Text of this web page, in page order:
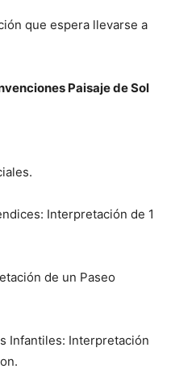
que espera llevarse a
Paisaje de Sol
Interpretación de 1
de un Paseo
Infantiles: Interpretación